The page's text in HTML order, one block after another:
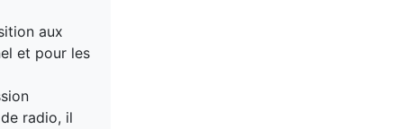
aux
et pour les
radio, il